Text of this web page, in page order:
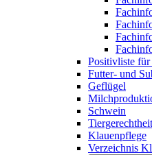
Positivliste
Futter- und
Geflügel
Schwein
Tiergerechtheit
Klauenpflege
Verzeichnis